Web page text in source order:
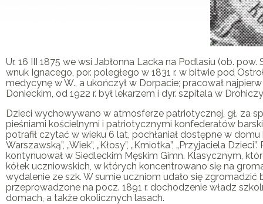
Ur. 16 III 1875 we wsi Jabłonna Lacka na Podlasiu (ob.
wnuk Ignacego, por. poległego w 1831 r. w bitwie pod
medycynę w W., a ukończył w Dorpacie; pracował
Donieckim, od 1922 r. był lekarzem i dyr. szpitala w
Dzieci wychowywano w atmosferze patriotycznej, gł. za
pieśniami kościelnymi i patriotycznymi konfederatów
potrafił czytać w wieku 6 lat, pochłaniał dostępne w
Warszawską”, „Wiek”, „Kłosy”, „Kmiotka”, „Przyjaciela
kontynuował w Siedleckim Męskim Gimn. Klasycznym,
kółek uczniowskich, w których koncentrowano się na
wydalenie ze szk. W sumie uczniom udało się
przeprowadzone na pocz. 1891 r. dochodzenie władz
domach, a także okolicznych lasach.